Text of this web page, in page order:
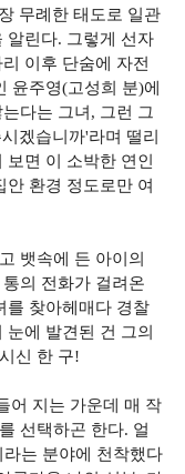
무례한 태도로 일관
알린다. 그렇게 선자
이후 단숨에 자전
윤주영(고성희 분)에
다는 그녀, 그런 그
겠습니까'라며 떨리
면 이 소박한 연인
환경 정도로만 여
뱃속에 든 아이의
의 전화가 걸려온
를 찾아헤매다 경찰
에 발견된 건 그의
신 한 구!
어 지는 가운데 매 작
선택하곤 한다. 얼
는 분야에 천착했다